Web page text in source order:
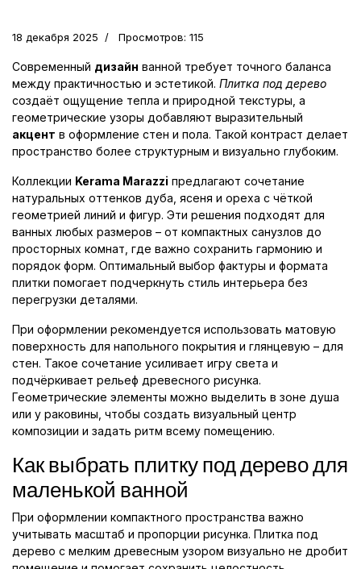
18 декабря 2025 Просмотров: 115
Современный дизайн ванной требует точного баланса
между практичностью и эстетикой. Плитка под дерево
создаёт ощущение тепла и природной текстуры, а
геометрические узоры добавляют выразительный
акцент в оформление стен и пола. Такой контраст делает
пространство более структурным и визуально глубоким.
Коллекции Kerama Marazzi предлагают сочетание
натуральных оттенков дуба, ясеня и ореха с чёткой
геометрией линий и фигур. Эти решения подходят для
ванных любых размеров – от компактных санузлов до
просторных комнат, где важно сохранить гармонию и
порядок форм. Оптимальный выбор фактуры и формата
плитки помогает подчеркнуть стиль интерьера без
перегрузки деталями.
При оформлении рекомендуется использовать матовую
поверхность для напольного покрытия и глянцевую – для
стен. Такое сочетание усиливает игру света и
подчёркивает рельеф древесного рисунка.
Геометрические элементы можно выделить в зоне душа
или у раковины, чтобы создать визуальный центр
композиции и задать ритм всему помещению.
Как выбрать плитку под дерево для
маленькой ванной
При оформлении компактного пространства важно
учитывать масштаб и пропорции рисунка. Плитка под
дерево с мелким древесным узором визуально не дробит